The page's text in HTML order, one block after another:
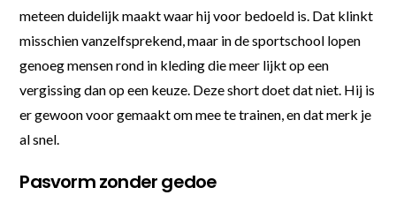
meteen duidelijk maakt waar hij voor bedoeld is. Dat klinkt
misschien vanzelfsprekend, maar in de sportschool lopen
genoeg mensen rond in kleding die meer lijkt op een
vergissing dan op een keuze. Deze short doet dat niet. Hij is
er gewoon voor gemaakt om mee te trainen, en dat merk je
al snel.
Pasvorm zonder gedoe